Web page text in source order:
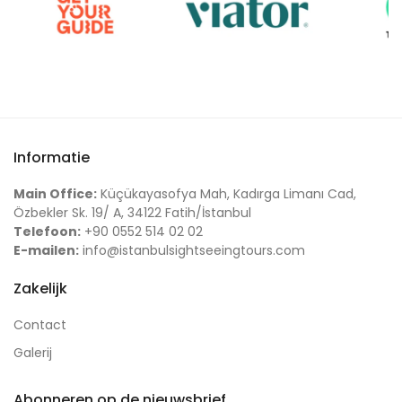
Informatie
Main Office: Küçükayasofya Mah, Kadırga Limanı Cad,
Özbekler Sk. 19/ A, 34122 Fatih/İstanbul
Telefoon: +90 0552 514 02 02
E-mailen: info@istanbulsightseeingtours.com
Zakelijk
Contact
Galerij